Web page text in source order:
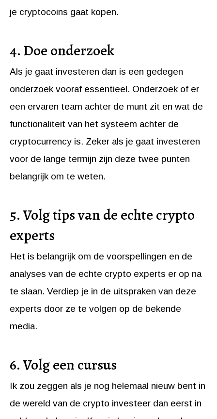
je cryptocoins gaat kopen.
4. Doe onderzoek
Als je gaat investeren dan is een gedegen
onderzoek vooraf essentieel. Onderzoek of er
een ervaren team achter de munt zit en wat de
functionaliteit van het systeem achter de
cryptocurrency is. Zeker als je gaat investeren
voor de lange termijn zijn deze twee punten
belangrijk om te weten.
5. Volg tips van de echte crypto
experts
Het is belangrijk om de voorspellingen en de
analyses van de echte crypto experts er op na
te slaan. Verdiep je in de uitspraken van deze
experts door ze te volgen op de bekende
media.
6. Volg een cursus
Ik zou zeggen als je nog helemaal nieuw bent in
de wereld van de crypto investeer dan eerst in